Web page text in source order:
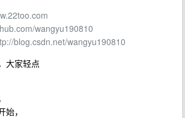
wangyu190810
blog.csdn.net/wangyu190810
大家轻点
，